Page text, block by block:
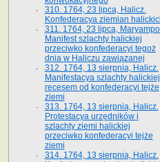
310. 1764, 23 lipca, Halicz.
Konfederacya ziemian
311. 1764, 23 lipca,
Manifest szlachty halickiej
przeciwko konfederacyi tegoż
dnia w Haliczu zawiązanej
312. 1764, 13 sierpnia, Halicz.
Manifestacya szlachty
recesem od konfederacyi tejże
ziemi
313. 1764, 13 sierpnia, Halicz.
Protestacya urzędników i
szlachty ziemi halickiej
przeciwko konfederacyi tejże
ziemi
314. 1764, 13 sierpnia, Halicz.